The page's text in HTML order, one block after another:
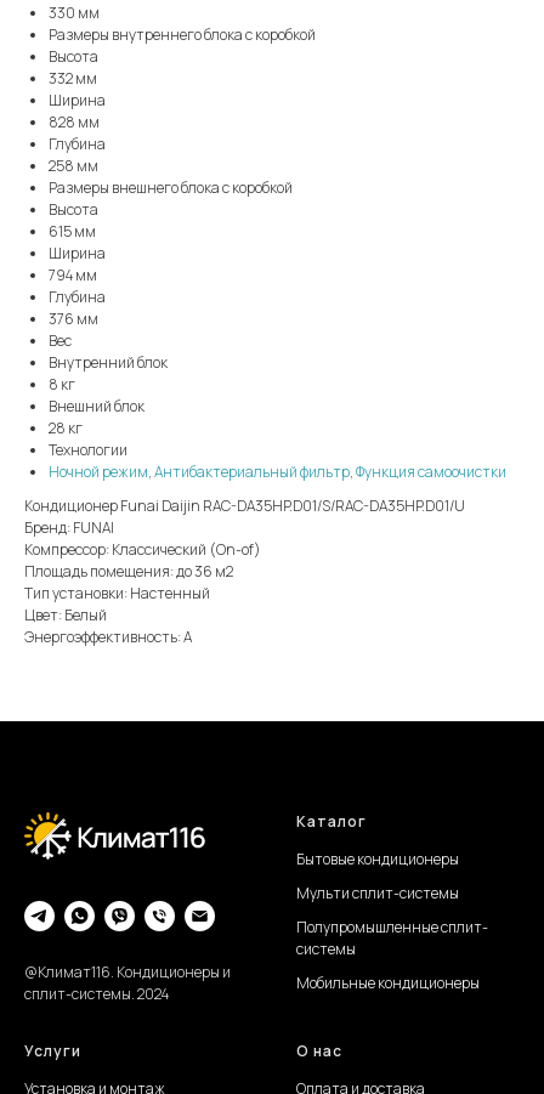
330 мм
Размеры внутреннего блока с коробкой
Высота
332 мм
Ширина
828 мм
Глубина
258 мм
Размеры внешнего блока с коробкой
Высота
615 мм
Ширина
794 мм
Глубина
376 мм
Вес
Внутренний блок
8 кг
Внешний блок
28 кг
Технологии
Ночной режим,Антибактериальный фильтр,Функция самоочистки
Кондиционер Funai Daijin RAC-DA35HP.D01/S/RAC-DA35HP.D01/U
Бренд: FUNAI
Компрессор: Классический (On-of)
Площадь помещения: до 36 м2
Тип установки: Настенный
Цвет: Белый
Энергоэффективность: А
@Климат116. Кондиционеры и
сплит-системы. 2024
Каталог
Бытовые кондиционеры
Мульти сплит-системы
Полупромышленные сплит-
системы
Мобильные кондиционеры
Услуги
Установка и монтаж
О нас
Оплата и доставка